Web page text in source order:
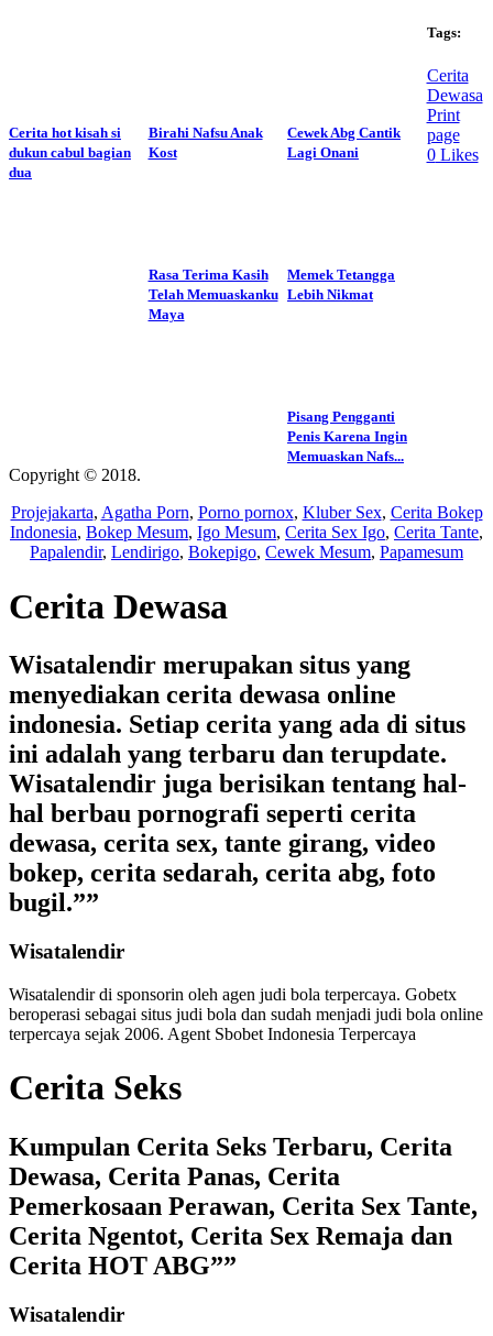
Cerita hot kisah si
dukun cabul bagian
dua
Birahi Nafsu Anak
Kost
Cewek Abg Cantik
Lagi Onani
Rasa Terima Kasih
Telah Memuaskanku
Maya
Memek Tetangga
Lebih Nikmat
Pisang Pengganti
Penis Karena Ingin
Memuaskan Nafs...
Tags:
Cerita
Dewasa
Print
page
0Likes
Copyright © 2018.
Projejakarta, Agatha Porn, Porno pornox, Kluber Sex, Cerita Bokep
Indonesia, Bokep Mesum, Igo Mesum, Cerita Sex Igo, Cerita Tante,
Papalendir, Lendirigo, Bokepigo, Cewek Mesum, Papamesum
Cerita Dewasa
Wisatalendir merupakan situs yang
menyediakan cerita dewasa online
indonesia. Setiap cerita yang ada di situs
ini adalah yang terbaru dan terupdate.
Wisatalendir juga berisikan tentang hal-
hal berbau pornografi seperti cerita
dewasa, cerita sex, tante girang, video
bokep, cerita sedarah, cerita abg, foto
bugil.””
Wisatalendir
Wisatalendir di sponsorin oleh agen judi bola terpercaya. Gobetx
beroperasi sebagai situs judi bola dan sudah menjadi judi bola online
terpercaya sejak 2006. Agent Sbobet Indonesia Terpercaya
Cerita Seks
Kumpulan Cerita Seks Terbaru, Cerita
Dewasa, Cerita Panas, Cerita
Pemerkosaan Perawan, Cerita Sex Tante,
Cerita Ngentot, Cerita Sex Remaja dan
Cerita HOT ABG””
Wisatalendir